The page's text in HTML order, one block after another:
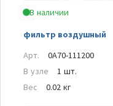
В наличии
фильтр воздушный
Арт.
0A70-111200
В узле
1 шт.
Вес
0.02 кг